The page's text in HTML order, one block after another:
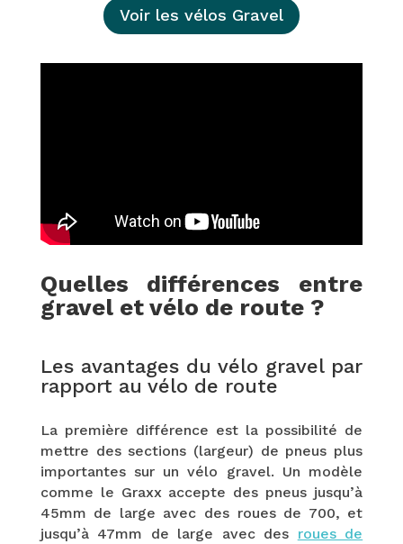
Voir les vélos Gravel
Quelles différences entre
gravel et vélo de route ?
Les avantages du vélo gravel par
rapport au vélo de route
La première différence est la possibilité de
mettre des sections (largeur) de pneus plus
importantes sur un vélo gravel. Un modèle
comme le Graxx accepte des pneus jusqu’à
45mm de large avec des roues de 700, et
jusqu’à 47mm de large avec des roues de